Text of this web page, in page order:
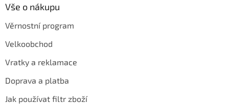
Vše o nákupu
Věrnostní program
Velkoobchod
Vratky a reklamace
Doprava a platba
Jak používat filtr zboží